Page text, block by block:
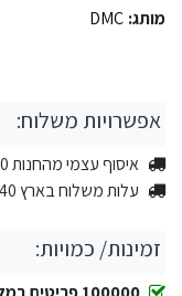
מותג: DMC
אפשרויות משלוח:
איסוף עצמי מהחנות 0 ₪
עלות משלוח בארץ 40 ₪
זמינות/ כמויות: